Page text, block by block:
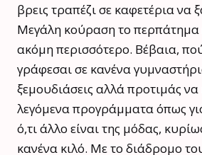
βρεις τραπέζι σε καφετέρια να
Μεγάλη κούραση το περπάτημα
ακόμη περισσότερο. Βέβαια,
γράφεσαι σε κανένα
ξεμουδιάσεις αλλά προτιμάς να
λεγόμενα προγράμματα όπως
ό,τι άλλο είναι της μόδας,
κανένα κιλό. Με το διάδρομο